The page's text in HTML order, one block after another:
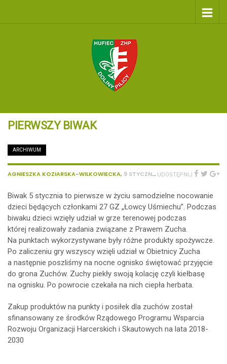
PIERWSZY BIWAK
ARCHIWUM
UDOSTĘPNIJ
AGNIESZKA KOZIARSKA-WILKOWIECKA, 9 STYCZNIA 2023 / 231
Biwak 5 stycznia to pierwsze w życiu samodzielne nocowanie
dzieci będących członkami 27 GZ „Łowcy Uśmiechu”. Podczas
biwaku dzieci wzięły udział w grze terenowej podczas
której realizowały zadania związane z Prawem Zucha.
Na punktach wykorzystywane były różne produkty spożywcze.
Po zaliczeniu gry wszyscy wzięli udział w Obietnicy Zucha
a następnie poszliśmy na nocne ognisko świętować przyjęcie
do grona Zuchów. Zuchy piekły swoją kolację czyli kiełbasę
na ognisku. Po powrocie czekała na nich ciepła herbata.
Zakup produktów na punkty i posiłek dla zuchów został
sfinansowany ze środków Rządowego Programu Wsparcia
Rozwoju Organizacji Harcerskich i Skautowych na lata 2018-
2030